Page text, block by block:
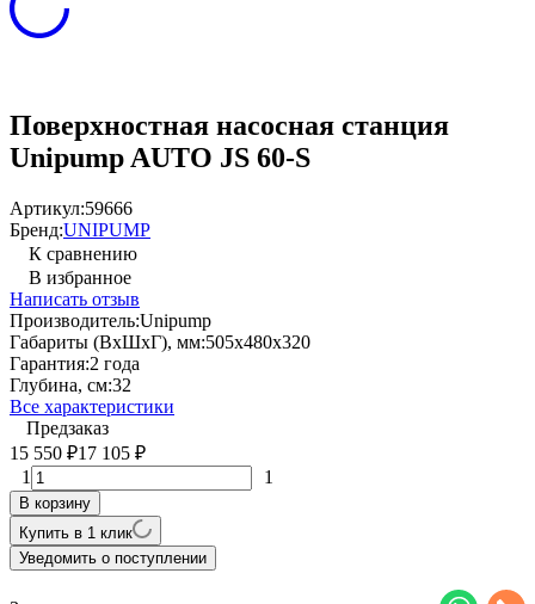
Поверхностная насосная станция
Unipump AUTO JS 60-S
Артикул:59666
Бренд:UNIPUMP
К сравнению
В избранное
Написать отзыв
Производитель:Unipump
Габариты (ВхШхГ), мм:505x480x320
Гарантия:2 года
Глубина, см:32
Все характеристики
Предзаказ
15 550 ₽17 105 ₽
1 1
В корзину
Купить в 1 клик
Уведомить о поступлении